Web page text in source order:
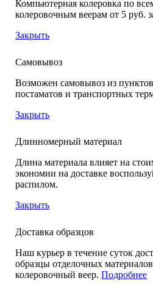
Компьютерная колеровка по
колеровочным веерам от 5 руб.
Закрыть
Самовывоз
Возможен самовывоз из
постаматов и транспортных
Закрыть
Длинномерный материал
Длина материала влияет на
экономии на доставке
распилом.
Закрыть
Доставка образцов
Наш курьер в течение суток
образцы отделочных
колеровочный веер.Подробнее